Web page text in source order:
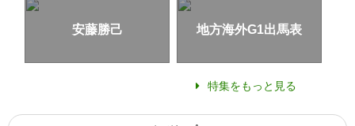
安藤勝己 地方海外G1出馬表
特集をもっと見る